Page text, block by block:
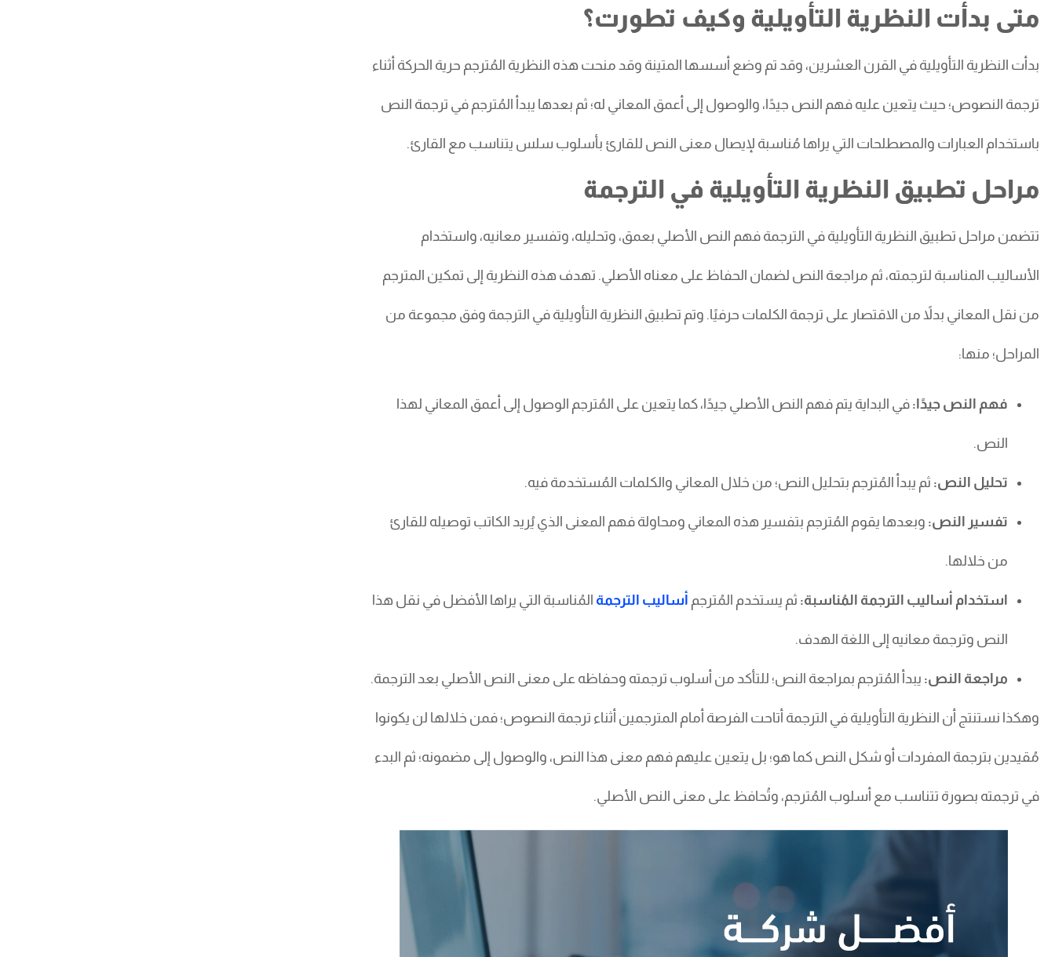
متى بدأت النظرية التأويلية وكيف تطورت؟
بدأت النظرية التأويلية في القرن العشرين، وقد تم وضع أسسها المتينة وقد منحت هذه النظرية المُترجم حرية الحركة أثناء
ترجمة النصوص؛ حيث يتعين عليه فهم النص جيدًا، والوصول إلى أعمق المعاني له؛ ثم بعدها يبدأ المُترجم في ترجمة النص
باستخدام العبارات والمصطلحات التي يراها مُناسبة لإيصال معنى النص للقارئ بأسلوب سلس يتناسب مع القارئ.
مراحل تطبيق النظرية التأويلية في الترجمة
تتضمن مراحل تطبيق النظرية التأويلية في الترجمة فهم النص الأصلي بعمق، وتحليله، وتفسير معانيه، واستخدام
الأساليب المناسبة لترجمته، ثم مراجعة النص لضمان الحفاظ على معناه الأصلي. تهدف هذه النظرية إلى تمكين المترجم
من نقل المعاني بدلاً من الاقتصار على ترجمة الكلمات حرفيًا. وتم تطبيق النظرية التأويلية في الترجمة وفق مجموعة من
المراحل؛ منها:
فهم النص جيدًا:في البداية يتم فهم النص الأصلي جيدًا، كما يتعين على المُترجم الوصول إلى أعمق المعاني لهذا
النص.
تحليل النص: ثم يبدأ المُترجم بتحليل النص؛ من خلال المعاني والكلمات المُستخدمة فيه.
تفسير النص: وبعدها يقوم المُترجم بتفسير هذه المعاني ومحاولة فهم المعنى الذي يُريد الكاتب توصيله للقارئ
من خلالها.
استخدام أساليب الترجمة المُناسبة: ثم يستخدم المُترجم أساليب الترجمة المُناسبة التي يراها الأفضل في نقل هذا
النص وترجمة معانيه إلى اللغة الهدف.
مراجعة النص: يبدأ المُترجم بمراجعة النص؛ للتأكد من أسلوب ترجمته وحفاظه على معنى النص الأصلي بعد الترجمة.
وهكذا نستنتج أن النظرية التأويلية في الترجمة أتاحت الفرصة أمام المترجمين أثناء ترجمة النصوص؛ فمن خلالها لن يكونوا
مُقيدين بترجمة المفردات أو شكل النص كما هو؛ بل يتعين عليهم فهم معنى هذا النص، والوصول إلى مضمونه؛ ثم البدء
في ترجمته بصورة تتناسب مع أسلوب المُترجم، وتُحافظ على معنى النص الأصلي.